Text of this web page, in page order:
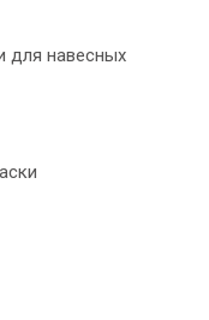
для навесных